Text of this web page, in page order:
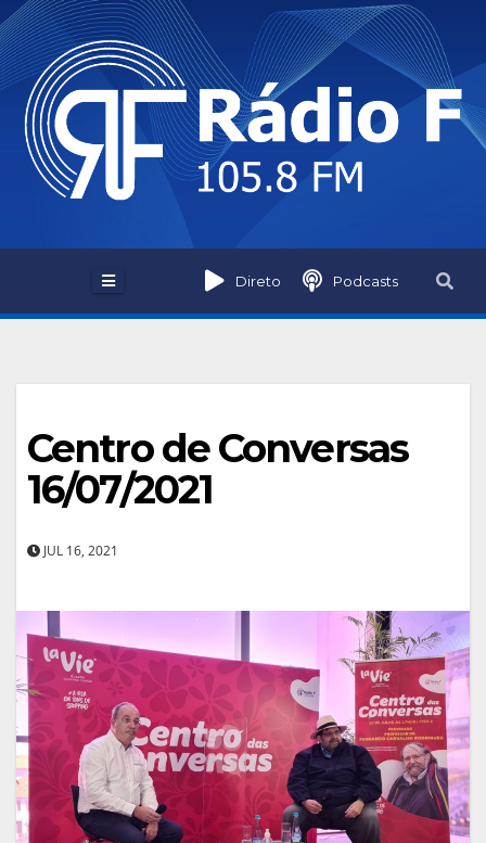
Skip
to
content
Direto Podcasts
Centro de Conversas
16/07/2021
JUL 16, 2021